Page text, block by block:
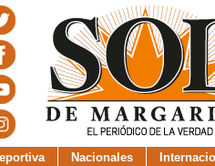
Nacionales